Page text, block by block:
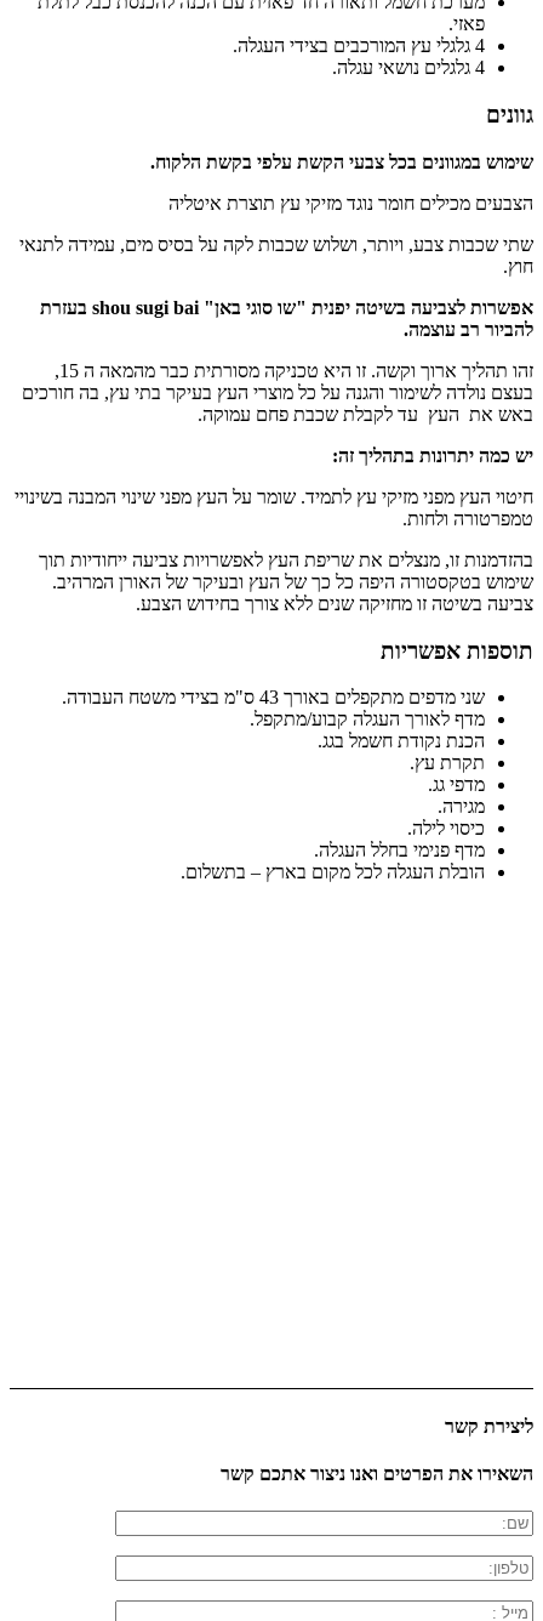
פאזי.
4 גלגלי עץ המורכבים בצידי העגלה.
4 גלגלים נושאי עגלה.
גוונים
שימוש במגוונים בכל צבעי הקשת עלפי בקשת הלקוח.
הצבעים מכילים חומר נוגד מזיקי עץ תוצרת איטליה
שתי שכבות צבע, ויותר, ושלוש שכבות לקה על בסיס מים, עמידה לתנאי
חוץ.
אפשרות לצביעה בשיטה יפנית "שו סוגי באן" shou sugi bai בעזרת
להביור רב עוצמה.
זהו תהליך ארוך וקשה. זו היא טכניקה מסורתית כבר מהמאה ה 15,
בעצם נולדה לשימור והגנה על כל מוצרי העץ בעיקר בתי עץ, בה חורכים
באש את העץ עד לקבלת שכבת פחם עמוקה.
יש כמה יתרונות בתהליך זה:
חיטוי העץ מפני מזיקי עץ לתמיד. שומר על העץ מפני שינוי המבנה בשינויי
טמפרטורה ולחות.
בהזדמנות זו, מנצלים את שריפת העץ לאפשרויות צביעה ייחודיות תוך
שימוש בטקסטורה היפה כל כך של העץ ובעיקר של האורן המרהיב.
צביעה בשיטה זו מחזיקה שנים ללא צורך בחידוש הצבע.
תוספות אפשריות
שני מדפים מתקפלים באורך 43 ס"מ בצידי משטח העבודה.
מדף לאורך העגלה קבוע/מתקפל.
הכנת נקודת חשמל בגג.
תקרת עץ.
מדפי גג.
מגירה.
כיסוי לילה.
מדף פנימי בחלל העגלה.
הובלת העגלה לכל מקום בארץ – בתשלום.
ליצירת קשר
השאירו את הפרטים ואנו ניצור אתכם קשר